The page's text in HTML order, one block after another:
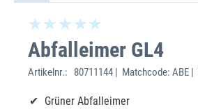
Abfalleimer GL4
Artikelnr.: 80711144 | Matchcode: ABE |
Grüner Abfalleimer